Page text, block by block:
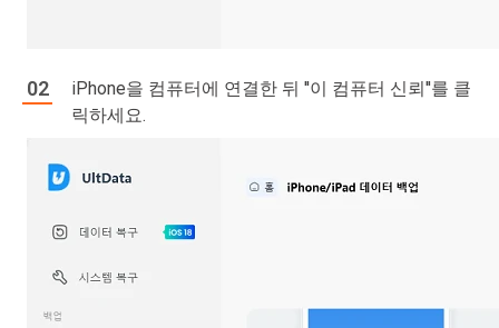
iPhone을 컴퓨터에 연결한 뒤 ''이 컴퓨터 신뢰''를 클
릭하세요.